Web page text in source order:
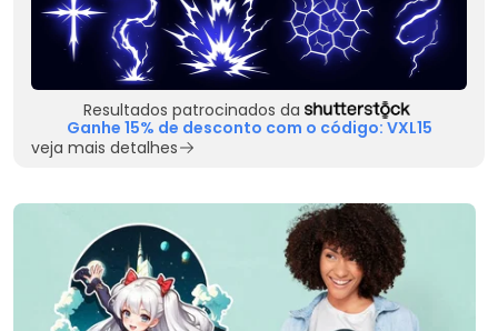
Resultados patrocinados da
Ganhe 15% de desconto com o código: VXL15
veja mais detalhes